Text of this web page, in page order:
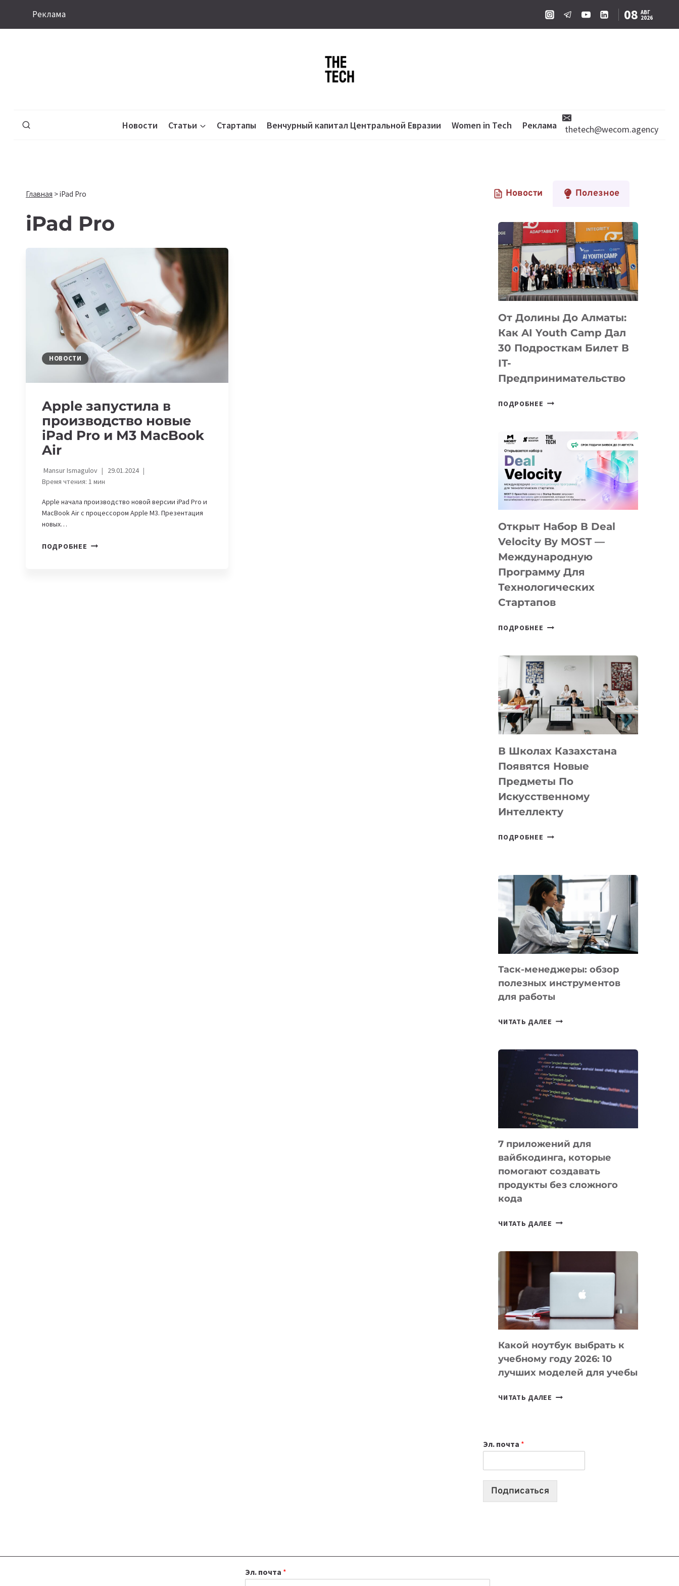
Реклама 08 АВГ
2026
Новости Статьи Стартапы Венчурный капитал Центральной Евразии Women in Tech Реклама thetech@wecom.agency
Главная >iPad Pro
iPad Pro
НОВОСТИ
Apple запустила в
производство новые
iPad Pro и M3 MacBook
Air
Mansur Ismagulov
29.01.2024
Время чтения: 1 мин
Apple начала производство новой версии iPad Pro и
MacBook Air с процессором Apple M3. Презентация
новых…
ПОДРОБНЕЕ APPLE
Новости Полезное
От Долины До Алматы:
Как AI Youth Camp Дал
30 Подросткам Билет В
IT-
Предпринимательство
ПОДРОБНЕЕ ОТ
АЛМАТЫ:
YOUTH
CAMP
ДАЛ
ПОДРОСТКАМ
БИЛЕТ
IT-
ПРЕДПРИНИМАТЕЛЬСТВО
Открыт Набор В Deal
Velocity By MOST —
Международную
Программу Для
Технологических
Стартапов
ПОДРОБНЕЕ ОТКРЫТ
DEAL
VELOCITY
MOST
—
МЕЖДУНАРОДНУЮ
ДЛЯ
ТЕХНОЛОГИЧЕСКИХ
СТАРТАПОВ
В Школах Казахстана
Появятся Новые
Предметы По
Искусственному
Интеллекту
ПОДРОБНЕЕ
НОВЫЕ
ПРЕДМЕТЫ
ПО
ИСКУССТВЕННОМУ
ИНТЕЛЛЕКТУ
Таск-менеджеры: обзор
полезных инструментов
для работы
ЧИТАТЬ ДАЛЕЕ ТАСК-
ПОЛЕЗНЫХ
ИНСТРУМЕНТОВ
ДЛЯ
РАБОТЫ
7 приложений для
вайбкодинга, которые
помогают создавать
продукты без сложного
кода
ЧИТАТЬ ДАЛЕЕ
КОТОРЫЕ
СОЗДАВАТЬ
БЕЗ
КОДА
Какой ноутбук выбрать к
учебному году 2026: 10
лучших моделей для учебы
ЧИТАТЬ ДАЛЕЕ КАКОЙ
2026:
10
Эл. почта *
Подписаться
Эл. почта *